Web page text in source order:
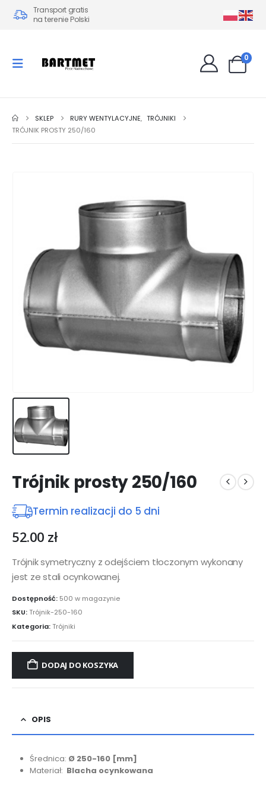
Transport gratis
na terenie Polski
0
SKLEP RURY WENTYLACYJNE, TRÓJNIKI
TRÓJNIK PROSTY 250/160
Trójnik prosty 250/160
Termin realizacji do 5 dni
52.00 zł
Trójnik symetryczny z odejściem tłoczonym wykonany
jest ze stali ocynkowanej.
Dostępność: 500 w magazynie
SKU:Trójnik-250-160
Kategoria:Trójniki
DODAJ DO KOSZYKA
OPIS
Średnica: Ø 250-160[mm]
Materiał: Blacha ocynkowana